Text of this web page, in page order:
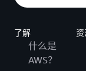
了解
什么是
AWS？
资